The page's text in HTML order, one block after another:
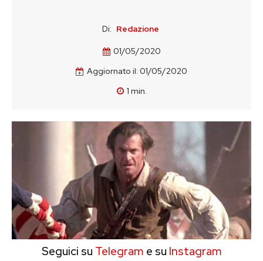
Di: Redazione
01/05/2020
Aggiornato il: 01/05/2020
1 min.
Seguici su Telegram e su Instagram